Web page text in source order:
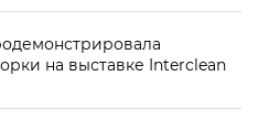
на выставке Interclean